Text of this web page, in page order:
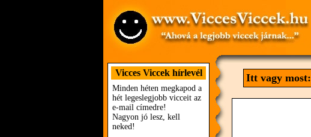
Vicces Viccek hírlevél
Minden héten megkapod a
hét legeslegjobb vicceit az
e-mail címedre!
Nagyon jó lesz, kell
neked!
Itt vagy most: